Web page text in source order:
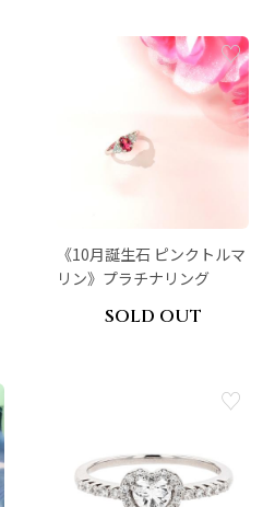
《10月誕生石 ピンクトルマ
リン》プラチナリング
SOLD OUT